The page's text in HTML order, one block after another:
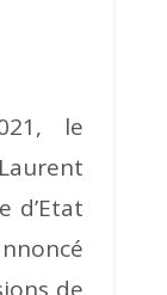
le
d’Etat
de